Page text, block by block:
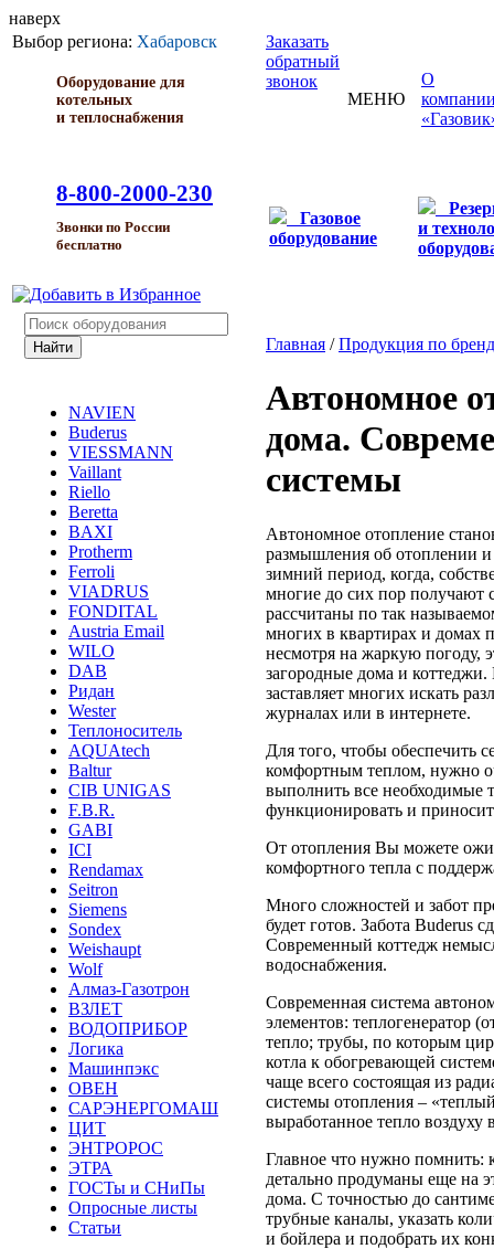
наверх
Выбор региона: Хабаровск
Оборудование для
котельных
и теплоснабжения
8-800-2000-230
Звонки по России
бесплатно
Заказать
обратный
звонок
МЕНЮ
О
Газовое
оборудование
и
NAVIEN
Buderus
VIESSMANN
Vaillant
Riello
Beretta
BAXI
Protherm
Ferroli
VIADRUS
FONDITAL
Austria Email
WILO
DAB
Ридан
Wester
Теплоноситель
AQUAtech
Baltur
CIB UNIGAS
F.B.R.
GABI
ICI
Rendamax
Seitron
Siemens
Sondex
Weishaupt
Wolf
Алмаз-Газотрон
ВЗЛЕТ
ВОДОПРИБОР
Логика
Машинпэкс
ОВЕН
САРЭНЕРГОМАШ
ЦИТ
ЭНТРОРОС
ЭТРА
ГОСТы и СНиПы
Опросные листы
Статьи
Главная /Продукция по
Автономное
дома.
системы
Автономное отопление
размышления об отоплении и
зимний период, когда,
многие до сих пор получают
рассчитаны по так
многих в квартирах и домах
несмотря на жаркую погоду,
загородные дома и
заставляет многих искать
журналах или в интернете.
Для того, чтобы обеспечить
комфортным теплом, нужно
выполнить все необходимые
функционировать и
От отопления Вы можете
комфортного тепла с
Много сложностей и забот
будет готов. Забота Buderus
Современный коттедж
водоснабжения.
Современная система
элементов: теплогенератор
тепло; трубы, по которым
котла к обогревающей
чаще всего состоящая из
системы отопления –
выработанное тепло
Главное что нужно помнить:
детально продуманы еще на
дома. С точностью до
трубные каналы, указать
и бойлера и подобрать их